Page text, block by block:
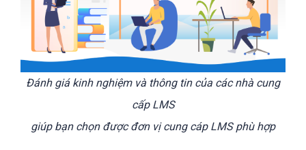
Đánh giá kinh nghiệm và thông tin của các nhà cung
cấp LMS
giúp bạn chọn được đơn vị cung cáp LMS phù hợp